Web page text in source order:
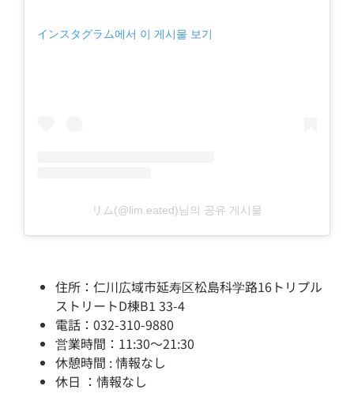
インスタグラム에서 이 게시물 보기
リム(@lim.eated)님의 공유 게시물
住所：仁川広域市延寿区松島科学路16トリプル
ストリートD棟B1 33-4
電話：032-310-9880
営業時間：11:30～21:30
休憩時間 : 情報なし
休日 ：情報なし